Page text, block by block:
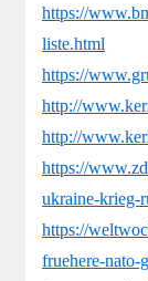
https://
liste.html
https://
http://
http://
https://
ukraine-krieg-
https://
fruehere-nato-